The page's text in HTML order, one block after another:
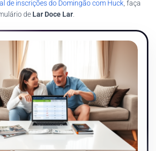
de inscrições do Domingão com Huck, faça
de Lar Doce Lar.